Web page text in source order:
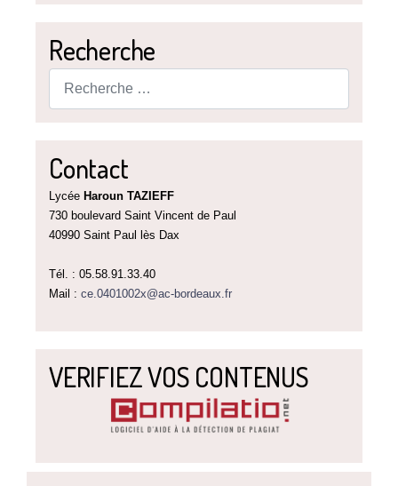
Recherche
Contact
Lycée Haroun TAZIEFF
730 boulevard Saint Vincent de Paul
40990 Saint Paul lès Dax
Tél. : 05.58.91.33.40
Mail : ce.0401002x@ac-bordeaux.fr
VERIFIEZ VOS CONTENUS